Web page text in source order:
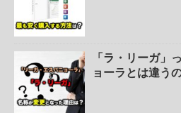
「ラ・リーガ」
ョーラとは違う